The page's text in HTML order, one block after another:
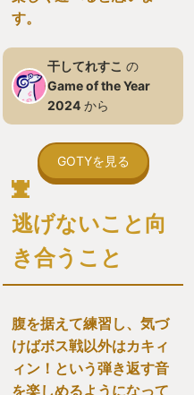
す。
干してれすこ の
Game of the Year
2024 から
GOTYを見る
逃げないこと向
き合うこと
腹を据えて練習し、気づ
けばボス戦以外はカキィ
ィン！という弾き返す音
を楽しめるようになって